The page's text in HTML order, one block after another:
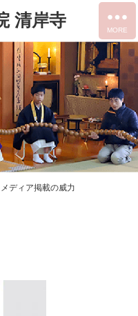
清岸寺
メディア掲載の威力